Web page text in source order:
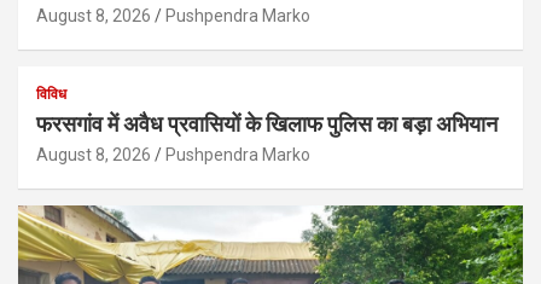
August 8, 2026 Pushpendra Marko
विविध
फरसगांव में अवैध प्रवासियों के खिलाफ पुलिस का बड़ा अभियान
August 8, 2026 Pushpendra Marko